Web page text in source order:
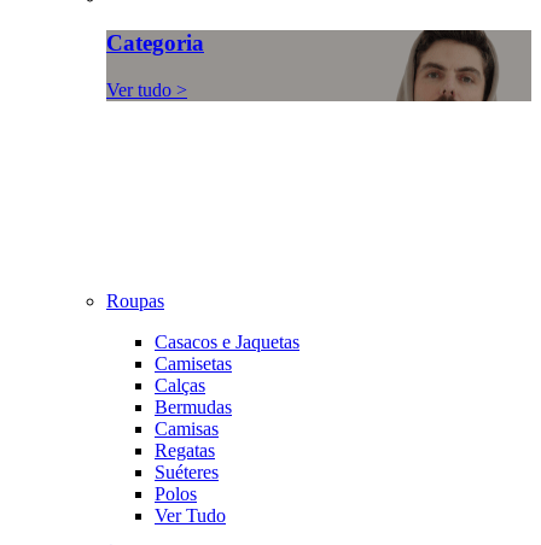
Categoria
Ver tudo >
Roupas
Casacos e Jaquetas
Camisetas
Calças
Bermudas
Camisas
Regatas
Suéteres
Polos
Ver Tudo